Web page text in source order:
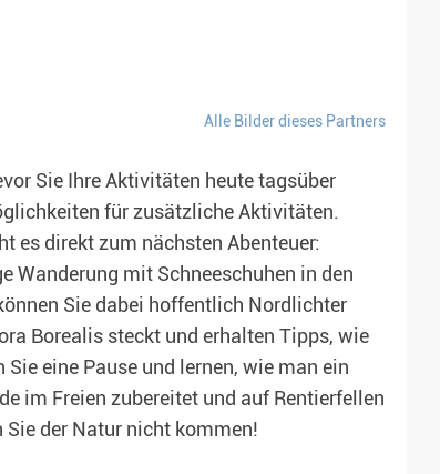
Alle Bilder dieses Partners
Sie Ihre Aktivitäten heute tagsüber
für zusätzliche Aktivitäten.
es direkt zum nächsten Abenteuer:
Wanderung mit Schneeschuhen in den
Sie dabei hoffentlich Nordlichter
Borealis steckt und erhalten Tipps, wie
eine Pause und lernen, wie man ein
im Freien zubereitet und auf Rentierfellen
der Natur nicht kommen!